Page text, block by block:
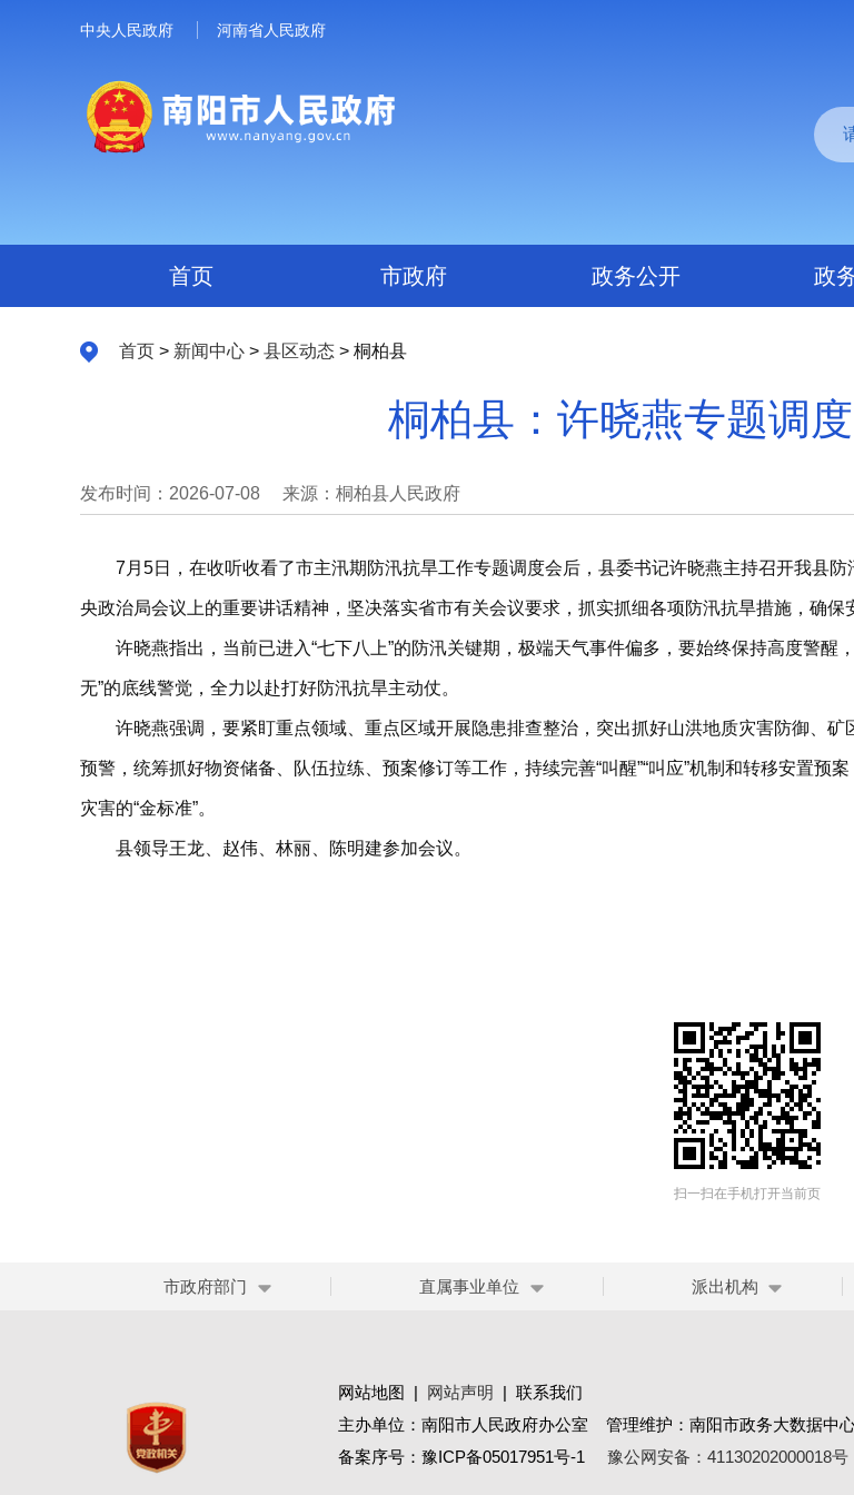
中央人民政府 河南省人民政府
首页 市政府 政务公开 政
首页 > 新闻中心 > 县区动态 > 桐柏县
桐柏县：许晓燕专题调
发布时间：2026-07-08 来源：桐柏县人民政府
7月5日，在收听收看了市主汛期防汛抗旱工作专题调度会后，县委书记许晓燕主持召开我县
央政治局会议上的重要讲话精神，坚决落实省市有关会议要求，抓实抓细各项防汛抗旱措施，确保
许晓燕指出，当前已进入“七下八上”的防汛关键期，极端天气事件偏多，要始终保持高度警醒
无”的底线警觉，全力以赴打好防汛抗旱主动仗。
许晓燕强调，要紧盯重点领域、重点区域开展隐患排查整治，突出抓好山洪地质灾害防御、
预警，统筹抓好物资储备、队伍拉练、预案修订等工作，持续完善“叫醒”“叫应”机制和转移安置
灾害的“金标准”。
县领导王龙、赵伟、林丽、陈明建参加会议。
扫一扫在手机打开当前页
市政府部门 直属事业单位 派出机构
网站地图 | 网站声明 | 联系我们
主办单位：南阳市人民政府办公室 管理维护：南阳市政务大数据中
备案序号： 豫ICP备05017951号-1 豫公网安备：41130202000018号